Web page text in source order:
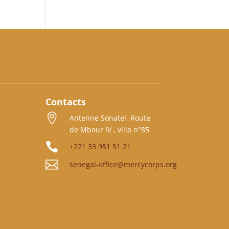
Contacts

Antenne Sonatel, Route
de Mbour IV , villa n°85
 +221 33 951 51 21
 senegal-office@mercycorps.org